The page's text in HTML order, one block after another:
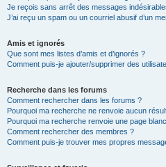
Je reçois sans arrêt des messages
J’ai reçu un spam ou un courriel abusif d’un
Amis et ignorés
Que sont mes listes d’amis et d’ignorés ?
Comment puis-je ajouter/supprimer des
Recherche dans les forums
Comment rechercher dans les forums ?
Pourquoi ma recherche ne renvoie aucun
Pourquoi ma recherche renvoie une page
Comment rechercher des membres ?
Comment puis-je trouver mes propres